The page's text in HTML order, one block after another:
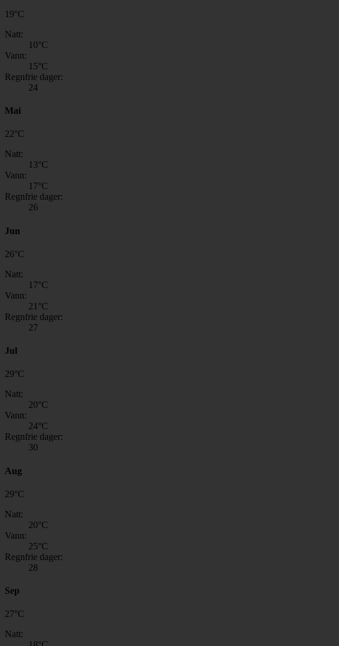
19°C
Natt:
10°C
Vann:
15°C
Regnfrie dager:
24
Mai
22°C
Natt:
13°C
Vann:
17°C
Regnfrie dager:
26
Jun
26°C
Natt:
17°C
Vann:
21 °C
Regnfrie dager:
27
Jul
29°C
Natt:
20°C
Vann:
24°C
Regnfrie dager:
30
Aug
29°C
Natt:
20°C
Vann:
25°C
Regnfrie dager:
28
Sep
27°C
Natt: